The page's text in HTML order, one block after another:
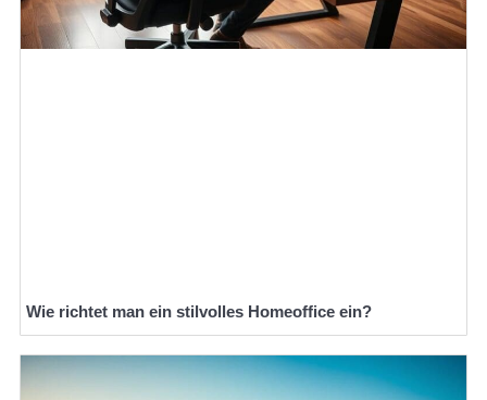
Wie richtet man ein stilvolles Homeoffice ein?